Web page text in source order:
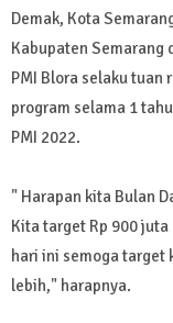
Demak, Kota
Kabupaten Semarang
PMI Blora selaku tuan
program selama 1
PMI 2022.
" Harapan kita Bulan
Kita target Rp 900
hari ini semoga target
lebih," harapnya.